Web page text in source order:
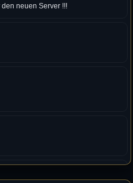
den neuen Server !!!